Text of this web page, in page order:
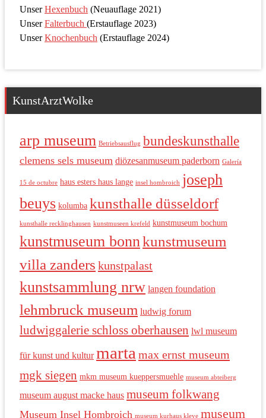
UnserHexenbuch (Neuauflage 2021)
UnserFalterbuch (Erstauflage 2023)
UnserKnochenbuch (Erstauflage 2024)
KunstArztWolke
arp museum Betriebsausflug bundeskunsthalle
clemens sels museum diözesanmuseum paderborn Galería
15 de octubre haus esters haus lange insel hombroich joseph
beuys kolumba kunsthalle düsseldorf
kunsthalle recklinghausen kunstmuseen krefeld kunstmuseum bochum
kunstmuseum bonnkunstmuseum
villa zanders kunstpalast
kunstsammlung nrw langen foundation
lehmbruck museum ludwig forum
ludwiggalerie schloss oberhausen lwl museum
für kunst und kultur marta max ernst museum
mgk siegen mkm museum kueppersmuehle museum abteiberg
museum august macke haus museum folkwang
Museum Insel Hombroich museum kurhaus kleve museum